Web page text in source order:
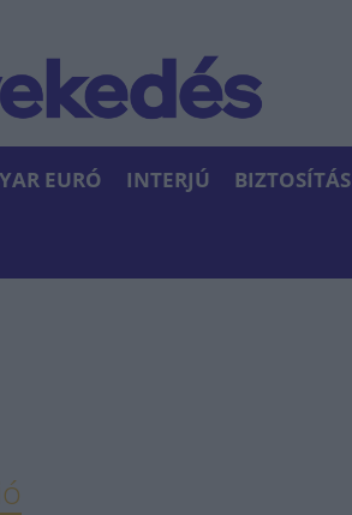
EURÓ INTERJÚ BIZTOSÍTÁS